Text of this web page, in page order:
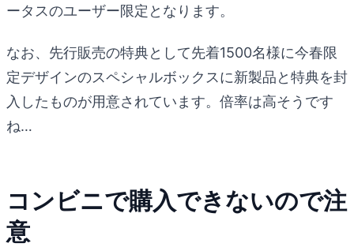
ータスのユーザー限定となります。
なお、先行販売の特典として先着1500名様に今春限
定デザインのスペシャルボックスに新製品と特典を封
入したものが用意されています。倍率は高そうです
ね…
コンビニで購入できないので注
意